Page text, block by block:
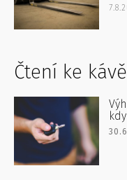
Čtení ke kávě